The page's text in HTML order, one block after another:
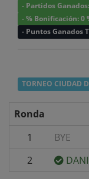
- Partidos
- % Bonificación: 0
- Puntos Ganados
TORNEO CIUDAD
Ronda
1
BYE
2